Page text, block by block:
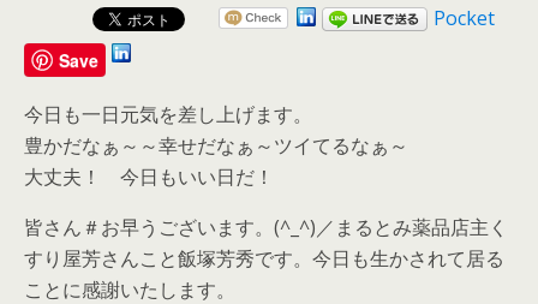
Pocket
Save
今日も一日元気を差し上げます。
豊かだなぁ～～幸せだなぁ～ツイてるなぁ～
大丈夫！ 今日もいい日だ！
皆さん＃お早うございます。(^_^)／まるとみ薬品店主く
すり屋芳さんこと飯塚芳秀です。今日も生かされて居る
ことに感謝いたします。